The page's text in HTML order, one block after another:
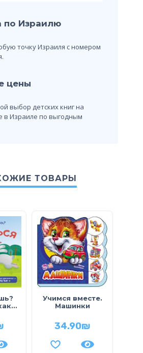
по Израилю
точку Израиля с номером
цены
выбор детских книг на
в Израиле по выгодным
ТОВАРЫ
Учимся вместе.
Машинки
34.90₪